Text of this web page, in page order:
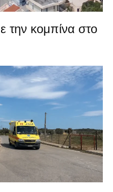
την κομπίνα στο